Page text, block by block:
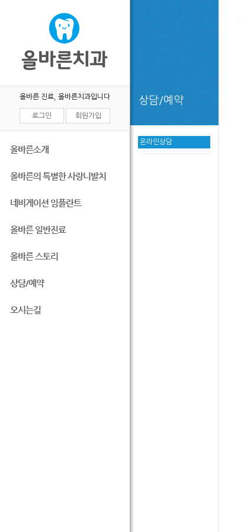
올바른 진료, 올바른치과입니다
로그인 회원가입
올바른소개
올바른의 특별한 사랑니발치
네비게이션 임플란트
올바른 일반진료
올바른 스토리
상담/예약
오시는길
상담/예약
온라인상담